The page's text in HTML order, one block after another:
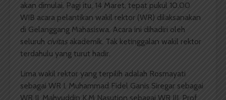
akan dimulai. Pagi itu, 14 Maret, tepat pukul 10.00
WIB acara pelantikan wakil rektor (WR) dilaksanakan
di Gelanggang Mahasiswa. Acara ini dihadiri oleh
seluruh civitas akademik. Tak ketinggalan wakil rektor
terdahulu yang turut hadir.
Lima wakil rektor yang terpilih adalah Rosmayati
sebagai WR I, Muhammad Fidel Ganis Siregar sebagai
WR II, Mahyuddin K.M Nasution sebagai WR III, Prof